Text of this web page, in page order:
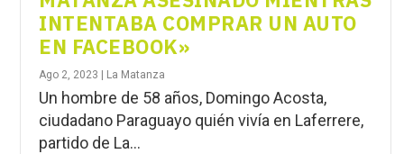
INTENTABA COMPRAR UN AUTO
EN FACEBOOK»
Ago 2, 2023 La Matanza
Un hombre de 58 años, Domingo Acosta,
ciudadano Paraguayo quién vivía en Laferrere,
partido de La...